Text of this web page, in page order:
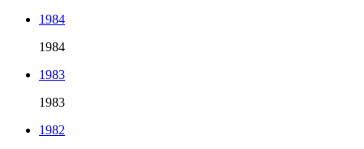
1984
1984
1983
1983
1982